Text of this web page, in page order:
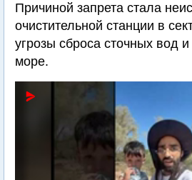
Причиной запрета стала
очистительной станции в
угрозы сброса сточных вод
море.